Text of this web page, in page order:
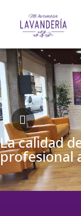
La calidad
profesional